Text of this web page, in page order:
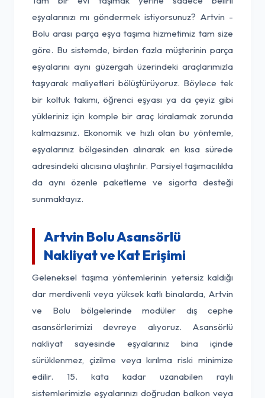
eşyalarınızı mı göndermek istiyorsunuz? Artvin -
Bolu arası parça eşya taşıma hizmetimiz tam size
göre. Bu sistemde, birden fazla müşterinin parça
eşyalarını aynı güzergah üzerindeki araçlarımızla
taşıyarak maliyetleri bölüştürüyoruz. Böylece tek
bir koltuk takımı, öğrenci eşyası ya da çeyiz gibi
yükleriniz için komple bir araç kiralamak zorunda
kalmazsınız. Ekonomik ve hızlı olan bu yöntemle,
eşyalarınız bölgesinden alınarak en kısa sürede
adresindeki alıcısına ulaştırılır. Parsiyel taşımacılıkta
da aynı özenle paketleme ve sigorta desteği
sunmaktayız.
Artvin Bolu Asansörlü
Nakliyat ve Kat Erişimi
Geleneksel taşıma yöntemlerinin yetersiz kaldığı
dar merdivenli veya yüksek katlı binalarda, Artvin
ve Bolu bölgelerinde modüler dış cephe
asansörlerimizi devreye alıyoruz. Asansörlü
nakliyat sayesinde eşyalarınız bina içinde
sürüklenmez, çizilme veya kırılma riski minimize
edilir. 15. kata kadar uzanabilen raylı
sistemlerimizle eşyalarınızı doğrudan balkon veya